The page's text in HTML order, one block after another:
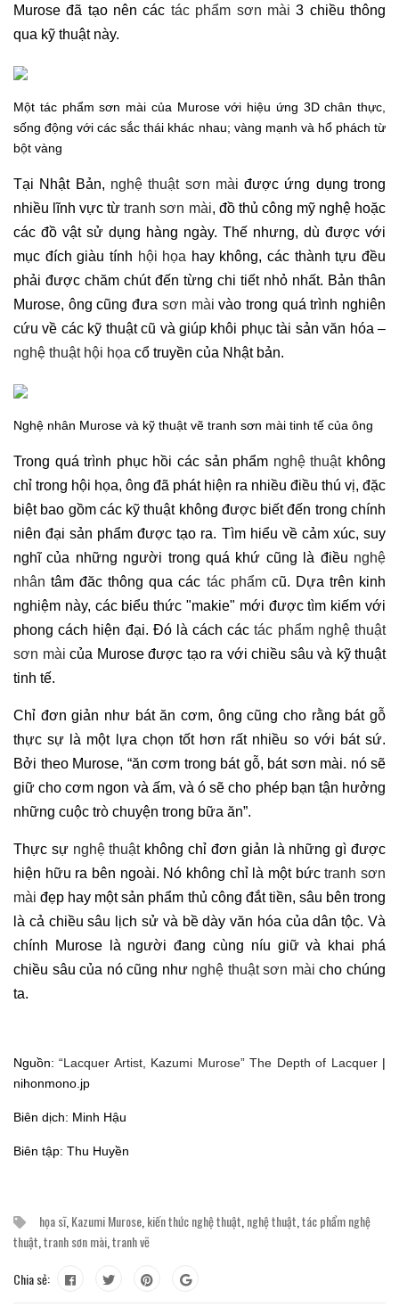
Murose đã tạo nên các tác phẩm sơn mài 3 chiều thông
qua kỹ thuật này.
Một tác phẩm sơn mài của Murose với hiệu ứng 3D chân thực,
sống động với các sắc thái khác nhau; vàng mạnh và hổ phách từ
bột vàng
Tại Nhật Bản, nghệ thuật sơn mài được ứng dụng trong
nhiều lĩnh vực từtranh sơn mài, đồ thủ công mỹ nghệ hoặc
các đồ vật sử dụng hàng ngày. Thế nhưng, dù được với
mục đích giàu tính hội họa hay không, các thành tựu đều
phải được chăm chút đến từng chi tiết nhỏ nhất. Bản thân
Murose, ông cũng đưa sơn mài vào trong quá trình nghiên
cứu về các kỹ thuật cũ và giúp khôi phục tài sản văn hóa –
nghệ thuật hội họa cổ truyền của Nhật bản.
Nghệ nhân Murose và kỹ thuật vẽ tranh sơn mài tinh tế của ông
Trong quá trình phục hồi các sản phẩm nghệ thuậtkhông
chỉ trong hội họa, ông đã phát hiện ra nhiều điều thú vị, đặc
biệt bao gồm các kỹ thuật không được biết đến trong chính
niên đại sản phẩm được tạo ra. Tìm hiểu về cảm xúc, suy
nghĩ của những người trong quá khứ cũng là điều nghệ
nhân tâm đăc thông qua các tác phẩmcũ. Dựa trên kinh
nghiệm này, các biểu thức "makie" mới được tìm kiếm với
phong cách hiện đại. Đó là cách cáctác phẩm nghệ thuật
sơn mài của Murose được tạo ra với chiều sâu và kỹ thuật
tinh tế.
Chỉ đơn giản như bát ăn cơm, ông cũng cho rằng bát gỗ
thực sự là một lựa chọn tốt hơn rất nhiều so với bát sứ.
Bởi theo Murose, “ăn cơm trong bát gỗ, bát sơn mài. nó sẽ
giữ cho cơm ngon và ấm, và ó sẽ cho phép bạn tận hưởng
những cuộc trò chuyện trong bữa ăn”.
Thực sự nghệ thuậtkhông chỉ đơn giản là những gì được
hiện hữu ra bên ngoài. Nó không chỉ là một bứctranh sơn
mài đẹp hay một sản phẩm thủ công đắt tiền, sâu bên trong
là cả chiều sâu lịch sử và bề dày văn hóa của dân tộc. Và
chính Murose là người đang cùng níu giữ và khai phá
chiều sâu của nó cũng như nghệ thuật sơn mài cho chúng
ta.
Nguồn:“Lacquer Artist, Kazumi Murose” The Depth of Lacquer|
nihonmono.jp
Biên dịch: Minh Hậu
Biên tập: Thu Huyền
họa sĩ, Kazumi Murose kiến thức nghệ thuật nghệ thuật tác phẩm nghệ
thuật tranh sơn mài tranh vẽ
Chia sẻ: